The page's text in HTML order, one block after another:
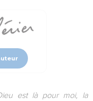
est là pour moi, la